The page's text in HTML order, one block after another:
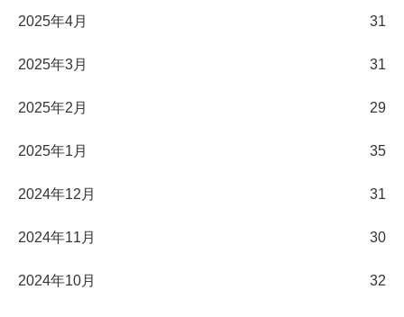
2025年4月 31
2025年3月 31
2025年2月 29
2025年1月 35
2024年12月 31
2024年11月 30
2024年10月 32